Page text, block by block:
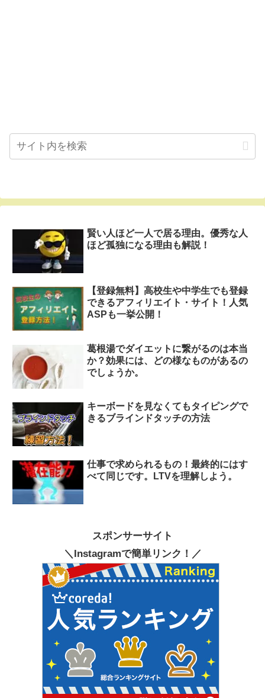
賢い人ほど一人で居る理由。優秀な人
ほど孤独になる理由も解説！
【登録無料】高校生や中学生でも登録
できるアフィリエイト・サイト！人気
ASPも一挙公開！
葛根湯でダイエットに繋がるのは本当
か？効果には、どの様なものがあるの
でしょうか。
キーボードを見なくてもタイピングで
きるブラインドタッチの方法
仕事で求められるもの！最終的にはす
べて同じです。LTVを理解しよう。
スポンサーサイト
＼Instagramで簡単リンク！／